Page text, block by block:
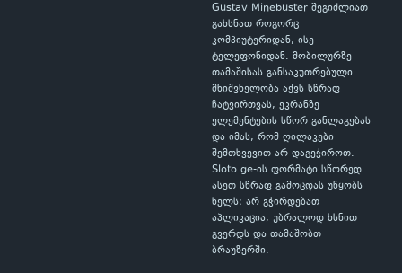
Gustav Minebuster შეგიძლიათ
გახსნათ როგორც
კომპიუტერიდან, ისე
ტელეფონიდან. მობილურზე
თამაშისას განსაკუთრებული
მნიშვნელობა აქვს სწრაფ
ჩატვირთვას, ეკრანზე
ელემენტების სწორ განლაგებას
და იმას, რომ ღილაკები
შემთხვევით არ დაგეჭიროთ.
Sloto.ge-ის ფორმატი სწორედ
ასეთ სწრაფ გამოცდას უწყობს
ხელს: არ გჭირდებათ
აპლიკაცია, უბრალოდ ხსნით
გვერდს და თამაშობთ
ბრაუზერში.